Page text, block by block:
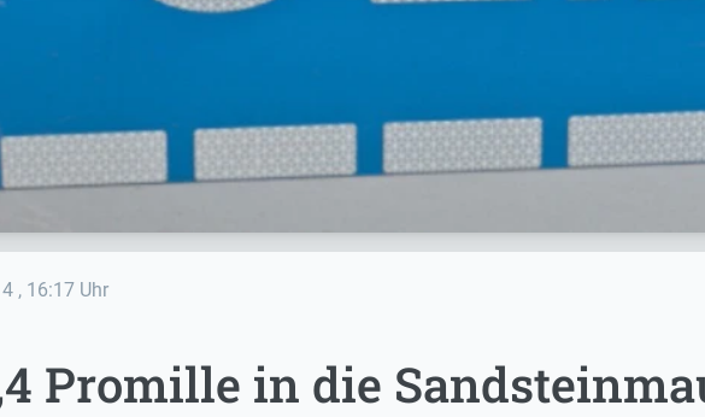
, 16:17 Uhr
Promille in die